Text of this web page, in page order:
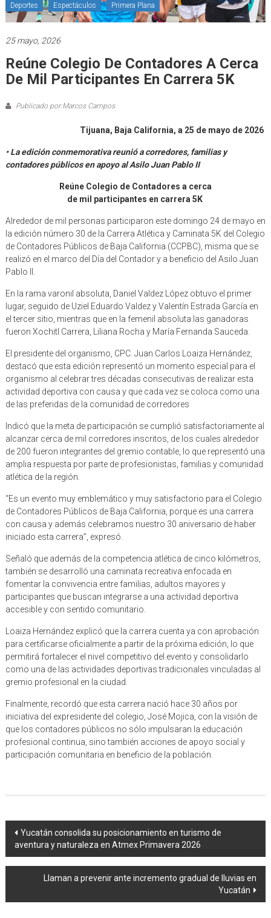
Deportes Espectáculos Primera Plana
25 mayo, 2026
Reúne Colegio De Contadores A Cerca
De Mil Participantes En Carrera 5K
Publicado por:Marcos Campos
Tijuana, Baja California, a 25 de mayo de 2026
• La edición conmemorativa reunió a corredores, familias y
contadores públicos en apoyo al Asilo Juan Pablo II
Reúne Colegio de Contadores a cerca
de mil participantes en carrera 5K
Alrededor de mil personas participaron este domingo 24 de mayo en
la edición número 30 de la Carrera Atlética y Caminata 5K del Colegio
de Contadores Públicos de Baja California (CCPBC), misma que se
realizó en el marco del Día del Contador y a beneficio del Asilo Juan
Pablo II.
En la rama varonil absoluta, Daniel Valdez López obtuvo el primer
lugar, seguido de Uziel Eduardo Valdez y Valentín Estrada García en
el tercer sitio, mientras que en la femenil absoluta las ganadoras
fueron Xochitl Carrera, Liliana Rocha y María Fernanda Sauceda.
El presidente del organismo, CPC. Juan Carlos Loaiza Hernández,
destacó que esta edición representó un momento especial para el
organismo al celebrar tres décadas consecutivas de realizar esta
actividad deportiva con causa y que cada vez se coloca como una
de las preferidas de la comunidad de corredores
Indicó que la meta de participación se cumplió satisfactoriamente al
alcanzar cerca de mil corredores inscritos, de los cuales alrededor
de 200 fueron integrantes del gremio contable, lo que representó una
amplia respuesta por parte de profesionistas, familias y comunidad
atlética de la región.
“Es un evento muy emblemático y muy satisfactorio para el Colegio
de Contadores Públicos de Baja California, porque es una carrera
con causa y además celebramos nuestro 30 aniversario de haber
iniciado esta carrera”, expresó.
Señaló que además de la competencia atlética de cinco kilómetros,
también se desarrolló una caminata recreativa enfocada en
fomentar la convivencia entre familias, adultos mayores y
participantes que buscan integrarse a una actividad deportiva
accesible y con sentido comunitario.
Loaiza Hernández explicó que la carrera cuenta ya con aprobación
para certificarse oficialmente a partir de la próxima edición, lo que
permitirá fortalecer el nivel competitivo del evento y consolidarlo
como una de las actividades deportivas tradicionales vinculadas al
gremio profesional en la ciudad.
Finalmente, recordó que esta carrera nació hace 30 años por
iniciativa del expresidente del colegio, José Mojica, con la visión de
que los contadores públicos no sólo impulsaran la educación
profesional continua, sino también acciones de apoyo social y
participación comunitaria en beneficio de la población.
Navegación
de
entrada
Yucatán consolida su posicionamiento en turismo de
aventura y naturaleza en Atmex Primavera 2026
Llaman a prevenir ante incremento gradual de lluvias en
Yucatán